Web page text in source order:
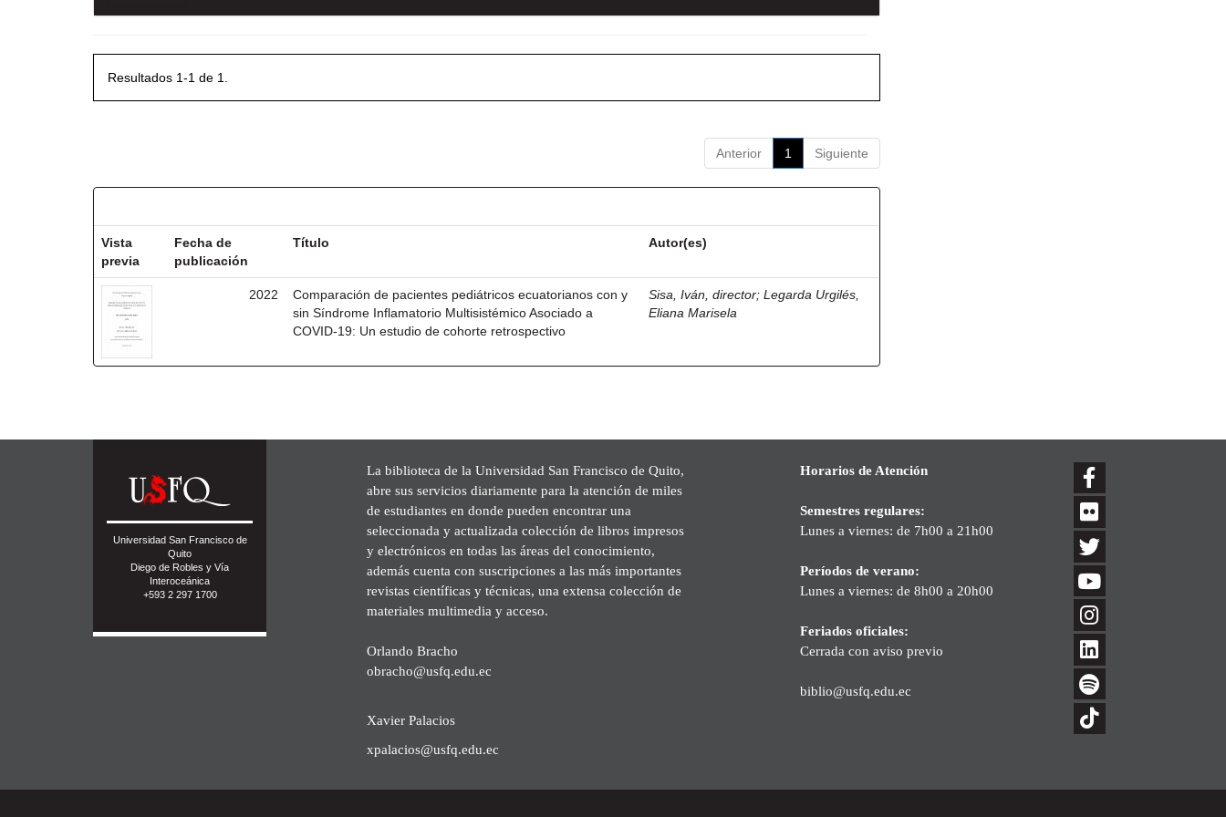
Resultados 1-1 de 1.
Anterior 1 Siguiente
Vista
previa
Fecha de
publicación
Título Autor(es)
2022
Comparación de pacientes pediátricos ecuatorianos con y
sin Síndrome Inflamatorio Multisistémico Asociado a
COVID-19: Un estudio de cohorte retrospectivo
Sisa, Iván, director;Legarda Urgilés,
Eliana Marisela
Universidad San Francisco de
Quito
Diego de Robles y Vía
Interoceánica
+593 2 297 1700
La biblioteca de la Universidad San Francisco de Quito,
abre sus servicios diariamente para la atención de miles
de estudiantes en donde pueden encontrar una
seleccionada y actualizada colección de libros impresos
y electrónicos en todas las áreas del conocimiento,
además cuenta con suscripciones a las más importantes
revistas científicas y técnicas, una extensa colección de
materiales multimedia y acceso.
Orlando Bracho
obracho@usfq.edu.ec
Xavier Palacios
xpalacios@usfq.edu.ec
Horarios de Atención
Semestres regulares:
Lunes a viernes: de 7h00 a 21h00
Períodos de verano:
Lunes a viernes: de 8h00 a 20h00
Feriados oficiales:
Cerrada con aviso previo
biblio@usfq.edu.ec